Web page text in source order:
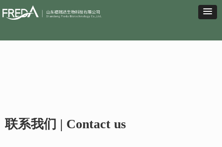
联系我们 | Contact us